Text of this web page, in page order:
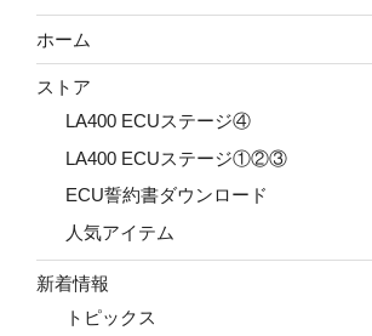
ホーム
ストア
LA400 ECUステージ④
LA400 ECUステージ①②③
ECU誓約書ダウンロード
人気アイテム
新着情報
トピックス